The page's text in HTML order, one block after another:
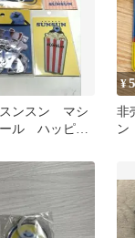
ンスン マシ
ール ハッピー
¥
非